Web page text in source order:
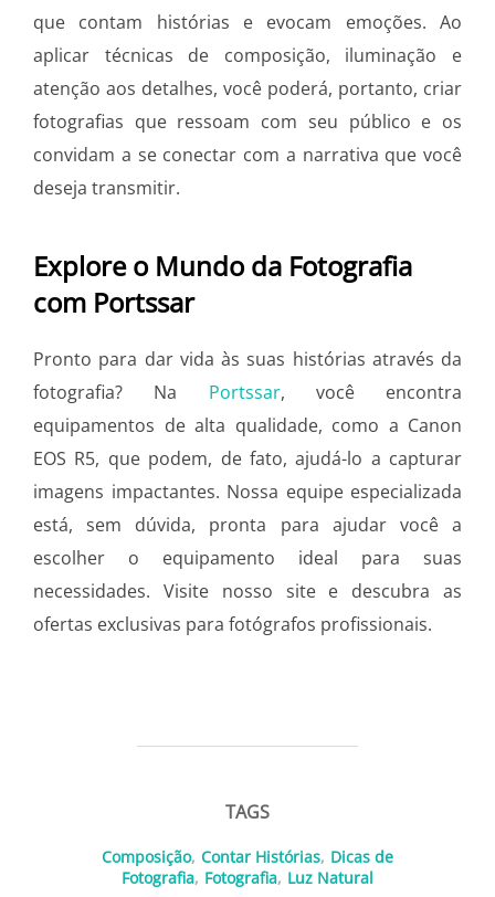
que contam histórias e evocam emoções. Ao
aplicar técnicas de composição, iluminação e
atenção aos detalhes, você poderá, portanto, criar
fotografias que ressoam com seu público e os
convidam a se conectar com a narrativa que você
deseja transmitir.
Explore o Mundo da Fotografia
com Portssar
Pronto para dar vida às suas histórias através da
fotografia? Na Portssar, você encontra
equipamentos de alta qualidade, como a Canon
EOS R5, que podem, de fato, ajudá-lo a capturar
imagens impactantes. Nossa equipe especializada
está, sem dúvida, pronta para ajudar você a
escolher o equipamento ideal para suas
necessidades. Visite nosso site e descubra as
ofertas exclusivas para fotógrafos profissionais.
TAGS
Composição, Contar Histórias, Dicas de
Fotografia, Fotografia, Luz Natural